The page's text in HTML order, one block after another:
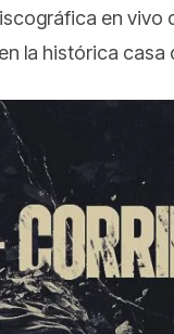
en vivo
la histórica casa